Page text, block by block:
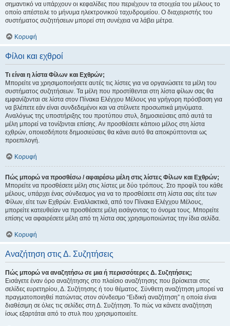
σημαντικό να υπάρχουν οι κεφαλίδες που περιέχουν τα στοιχεία του μέλους το
οποίο απέστειλε το μήνυμα ηλεκτρονικού ταχυδρομείου. Ο διαχειριστής του
συστήματος συζητήσεων μπορεί στη συνέχεια να λάβει μέτρα.
Κορυφή
Φίλοι και εχθροί
Τι είναι η λίστα Φίλων και Εχθρών;
Μπορείτε να χρησιμοποιήσετε αυτές τις λίστες για να οργανώσετε τα μέλη του
συστήματος συζητήσεων. Τα μέλη που προστίθενται στη λίστα φίλων σας θα
εμφανίζονται σε λίστα στον Πίνακα Ελέγχου Μέλους για γρήγορη πρόσβαση για
να βλέπετε εάν είναι συνδεδεμένοι και να στέλνετε προσωπικά μηνύματα.
Αναλόγως της υποστήριξης του προτύπου στυλ, δημοσιεύσεις από αυτά τα
μέλη μπορεί να τονίζονται επίσης. Αν προσθέσετε κάποιο μέλος στη λίστα
εχθρών, οποιεσδήποτε δημοσιεύσεις θα κάνει αυτό θα αποκρύπτονται ως
προεπιλογή.
Κορυφή
Πώς μπορώ να προσθέσω / αφαιρέσω μέλη στις λίστες Φίλων και Εχθρών;
Μπορείτε να προσθέσετε μέλη στις λίστες με δύο τρόπους. Στο προφίλ του κάθε
μέλους, υπάρχει ένας σύνδεσμος για να το προσθέσετε στη λίστα σας είτε των
Φίλων, είτε των Εχθρών. Εναλλακτικά, από τον Πίνακα Ελέγχου Μέλους,
μπορείτε κατευθείαν να προσθέσετε μέλη εισάγοντας το όνομα τους. Μπορείτε
επίσης να αφαιρέσετε μέλη από τη λίστα σας χρησιμοποιώντας την ίδια σελίδα.
Κορυφή
Αναζήτηση στις Δ. Συζητήσεις
Πώς μπορώ να αναζητήσω σε μια ή περισσότερες Δ. Συζητήσεις;
Εισάγετε έναν όρο αναζήτησης στο πλαίσιο αναζήτησης που βρίσκεται στις
σελίδες ευρετηρίου, Δ. Συζήτησης ή του θέματος. Σύνθετη αναζήτηση μπορεί να
πραγματοποιηθεί πατώντας στον σύνδεσμο “Ειδική αναζήτηση” η οποία είναι
διαθέσιμη σε όλες τις σελίδες στη Δ. Συζήτηση. Το πώς να κάνετε αναζήτηση
ίσως εξαρτάται από το στυλ που χρησιμοποιείτε.